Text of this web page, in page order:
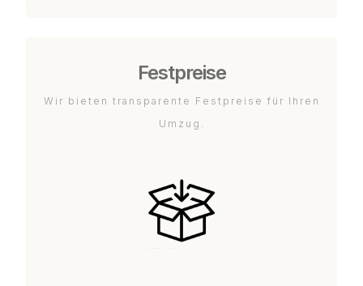
Festpreise
Wir bieten transparente Festpreise für Ihren
Umzug.